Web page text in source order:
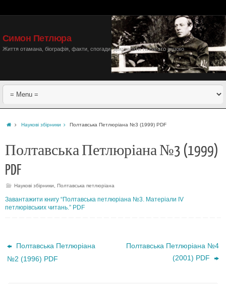
Симон Петлюра
Життя отамана, біографія, факти, спогади, документи та багато іншого
Наукові збірники Полтавська Петлюріана №3 (1999) PDF
Полтавська Петлюріана №3 (1999)
PDF
Наукові збірники ,Полтавська петлюріана
Завантажити книгу “Полтавська петлюріана №3. Матеріали IV
петлюрівських читань.” PDF
Полтавська Петлюріана
№2 (1996) PDF
Полтавська Петлюріана №4
(2001) PDF